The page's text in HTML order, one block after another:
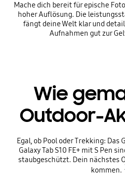
Mache dich bereit für epische
hoher Auflösung. Die
fängt deine Welt klar und
Aufnahmen gut zur
Wie
Outdoor-
Egal, ob Pool oder Trekking: Das
Galaxy Tab S10 FE+ mit S Pen
staubgeschützt. Dein nächstes
kommen.